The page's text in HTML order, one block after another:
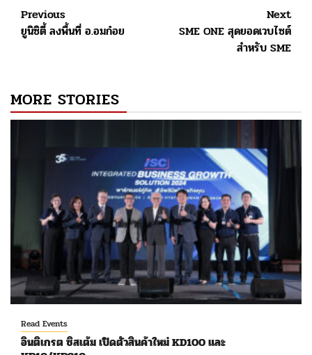
Post
navigation
Previous
ยูนิซิตี้ ลงพื้นที่ อ.อมก๋อย
Next
SME ONE สุดยอดเวบไซต์
สำหรับ SME
MORE STORIES
Read Events
อินติเกรต ซิสเต้ม เปิดตัวสินค้าใหม่ KD100 และ